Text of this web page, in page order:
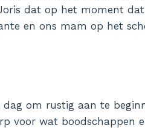
dat op het moment
en ons mam op het
om rustig aan te
voor wat boodschappen